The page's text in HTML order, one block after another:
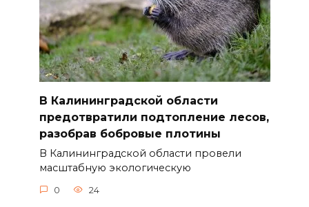
В Калининградской области
предотвратили подтопление лесов,
разобрав бобровые плотины
В Калининградской области провели
масштабную экологическую
0 24